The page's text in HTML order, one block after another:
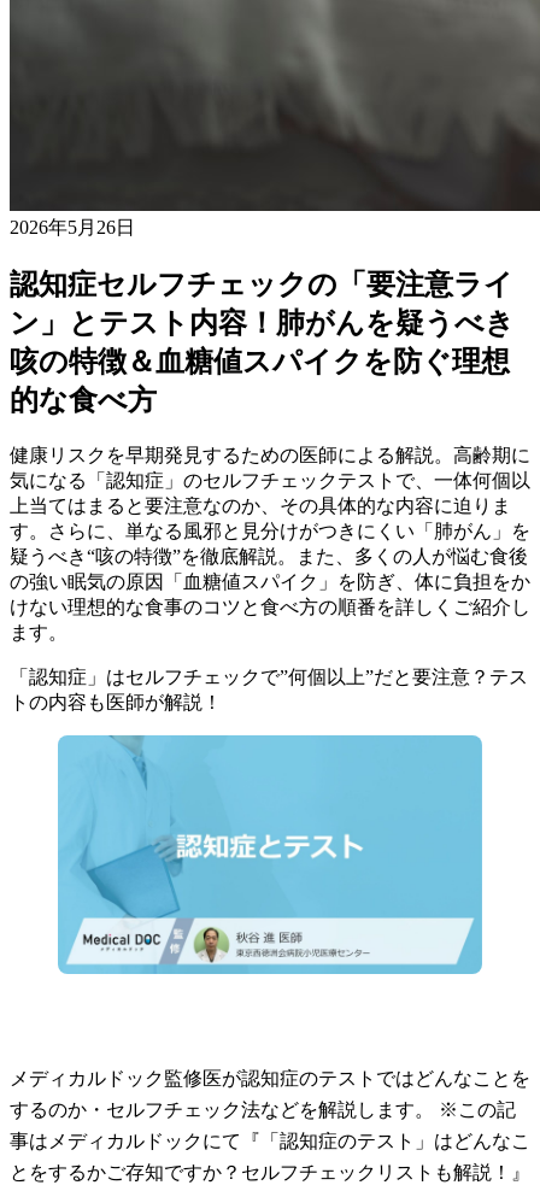
2026年5月26日
認知症セルフチェックの「要注意ライ
ン」とテスト内容！肺がんを疑うべき
咳の特徴＆血糖値スパイクを防ぐ理想
的な食べ方
健康リスクを早期発見するための医師による解説。高齢期に
気になる「認知症」のセルフチェックテストで、一体何個以
上当てはまると要注意なのか、その具体的な内容に迫りま
す。さらに、単なる風邪と見分けがつきにくい「肺がん」を
疑うべき“咳の特徴”を徹底解説。また、多くの人が悩む食後
の強い眠気の原因「血糖値スパイク」を防ぎ、体に負担をか
けない理想的な食事のコツと食べ方の順番を詳しくご紹介し
ます。
「認知症」はセルフチェックで”何個以上”だと要注意？テス
トの内容も医師が解説！
メディカルドック監修医が認知症のテストではどんなことを
するのか・セルフチェック法などを解説します。 ※この記
事はメディカルドックにて『「認知症のテスト」はどんなこ
とをするかご存知ですか？セルフチェックリストも解説！』